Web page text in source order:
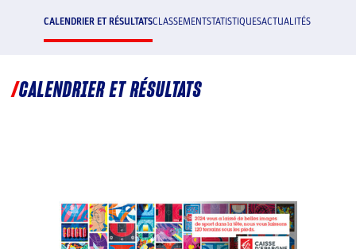
CALENDRIER ET RÉSULTATSCLASSEMENTSTATISTIQUESACTUALITÉS
CALENDRIER ET RÉSULTATS